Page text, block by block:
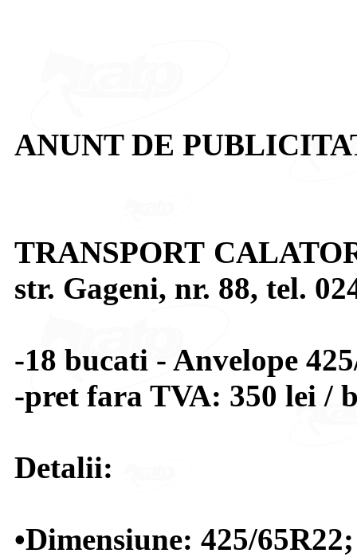
ANUNT DE
TRANSPORT
str. Gageni, nr. 88, tel.
-18 bucati - Anvelope
-pret fara TVA: 350 lei /
Detalii:
•Dimensiune: 425/65R22;